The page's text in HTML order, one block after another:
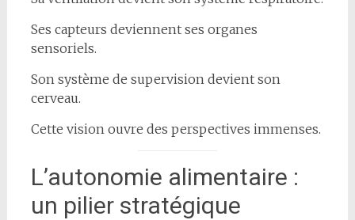
Ses capteurs deviennent ses organes
sensoriels.
Son système de supervision devient son
cerveau.
Cette vision ouvre des perspectives immenses.
L’autonomie alimentaire :
un pilier stratégique